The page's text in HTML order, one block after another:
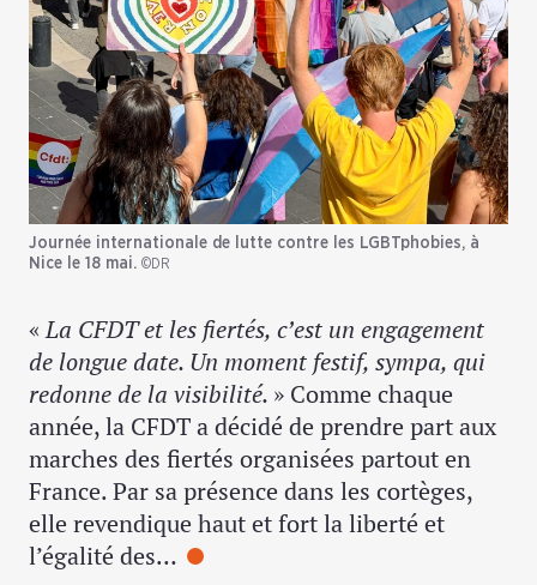
Journée internationale de lutte contre les LGBTphobies, à
Nice le 18 mai. ©DR
«La CFDT et les fiertés, c’est un engagement
de longue date. Un moment festif, sympa, qui
redonne de la visibilité. » Comme chaque
année, la CFDT a décidé de prendre part aux
marches des fiertés organisées partout en
France. Par sa présence dans les cortèges,
elle revendique haut et fort la liberté et
l’égalité des…